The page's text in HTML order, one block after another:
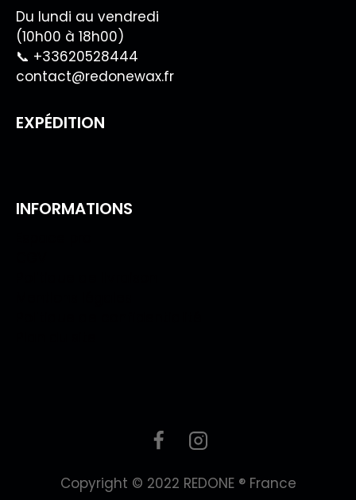
Du lundi au vendredi
(10h00 à 18h00)
📞 +33620528444
contact@redonewax.fr
EXPÉDITION
INFORMATIONS
Copyright © 2022 REDONE ® France